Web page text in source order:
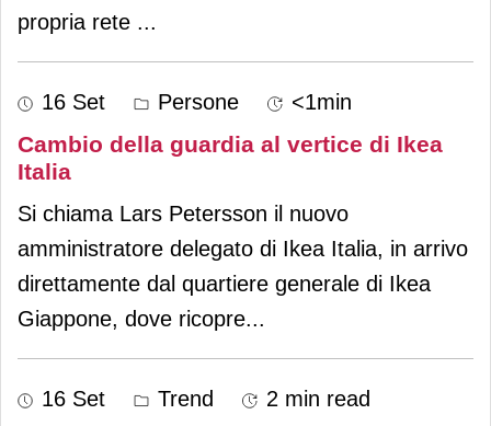
propria rete ...
16 Set Persone <1min
Cambio della guardia al vertice di Ikea
Italia
Si chiama Lars Petersson il nuovo
amministratore delegato di Ikea Italia, in arrivo
direttamente dal quartiere generale di Ikea
Giappone, dove ricopre...
16 Set Trend 2 min read